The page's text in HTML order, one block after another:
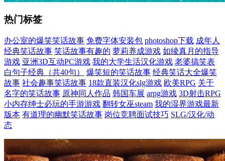
热门标签
办公室的爆笑笑话故事 免费字体安装包 photoshop下载 成年人
经典笑话故事 笑话故事有趣的 萝莉养成游戏 如绫真月的指导
游戏 亚洲3D互动PC游戏 我的大学生活汉化游戏 老婆搞笑表
白句子经典（共40句）
爆笑短的笑话故事 经典笑话大全爆笑
故事 社会趣事笑话故事 18款直装汉化slg游戏 欧美RPG 关于
名字的笑话故事 原神同人作品 韩国车展 arpg游戏 3D射击RPG
小内存绅士必玩的手游游戏 翻转女巫steam 我的湿界游戏最新
版本 有道理的幽默笑话故事 岗位竞聘面试技巧 SLG/汉化/动
态